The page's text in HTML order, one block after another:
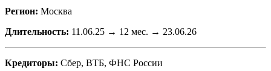
Регион: Москва
Длительность: 11.06.25 → 12 мес. → 23.06.26
Кредиторы: Сбер, ВТБ, ФНС России